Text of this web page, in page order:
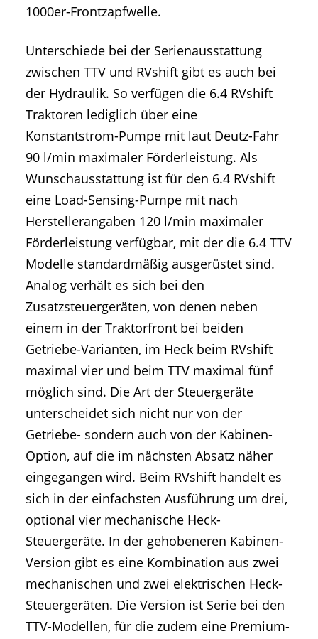
1000er-Frontzapfwelle.
Unterschiede bei der Serienausstattung
zwischen TTV und RVshift gibt es auch bei
der Hydraulik. So verfügen die 6.4 RVshift
Traktoren lediglich über eine
Konstantstrom-Pumpe mit laut Deutz-Fahr
90 l/min maximaler Förderleistung. Als
Wunschausstattung ist für den 6.4 RVshift
eine Load-Sensing-Pumpe mit nach
Herstellerangaben 120 l/min maximaler
Förderleistung verfügbar, mit der die 6.4 TTV
Modelle standardmäßig ausgerüstet sind.
Analog verhält es sich bei den
Zusatzsteuergeräten, von denen neben
einem in der Traktorfront bei beiden
Getriebe-Varianten, im Heck beim RVshift
maximal vier und beim TTV maximal fünf
möglich sind. Die Art der Steuergeräte
unterscheidet sich nicht nur von der
Getriebe- sondern auch von der Kabinen-
Option, auf die im nächsten Absatz näher
eingegangen wird. Beim RVshift handelt es
sich in der einfachsten Ausführung um drei,
optional vier mechanische Heck-
Steuergeräte. In der gehobeneren Kabinen-
Version gibt es eine Kombination aus zwei
mechanischen und zwei elektrischen Heck-
Steuergeräten. Die Version ist Serie bei den
TTV-Modellen, für die zudem eine Premium-